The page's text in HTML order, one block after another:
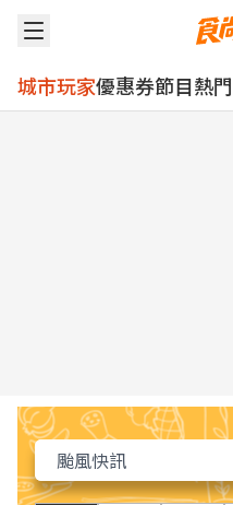
城市玩家優惠券節目熱門